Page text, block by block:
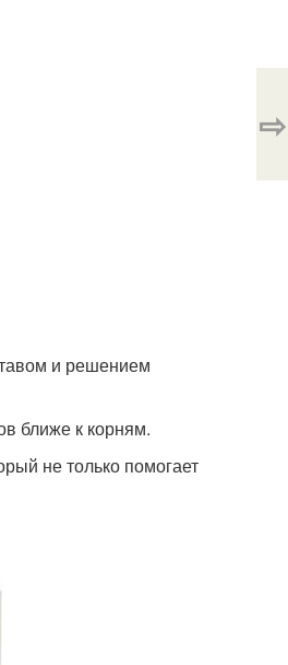
и решением
ближе к корням.
не только помогает
⇨